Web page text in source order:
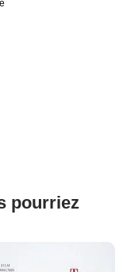
pourriez